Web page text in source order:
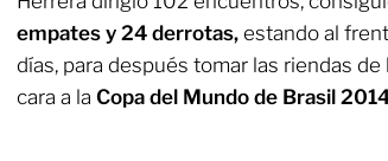
empates y 24 derrotas, estando al
días, para después tomar las riendas
cara a la Copa del Mundo de Brasil